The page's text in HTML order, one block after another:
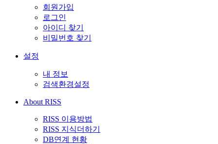
회원가입
로그인
아이디 찾기
비밀번호 찾기
설정
내 정보
검색환경설정
About RISS
RISS 이용방법
RISS 지식더하기
DB연계 현황